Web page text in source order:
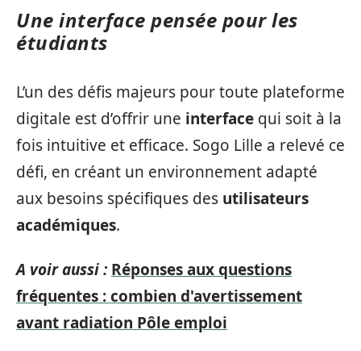
Une interface pensée pour les
étudiants
L’un des défis majeurs pour toute plateforme
digitale est d’offrir une interface qui soit à la
fois intuitive et efficace. Sogo Lille a relevé ce
défi, en créant un environnement adapté
aux besoins spécifiques des utilisateurs
académiques.
A voir aussi : Réponses aux questions
fréquentes : combien d'avertissement
avant radiation Pôle emploi